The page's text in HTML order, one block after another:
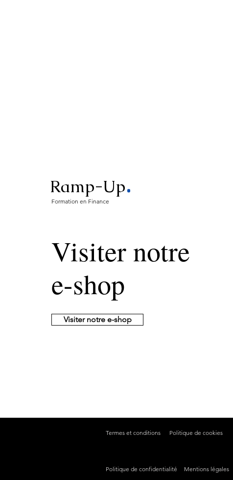
Ramp-Up.
Formation en Finance
Visiter notre
e-shop
Visiter notre e-shop
Termes et conditions Politique de cookies
Politique de confidentialité Mentions légales